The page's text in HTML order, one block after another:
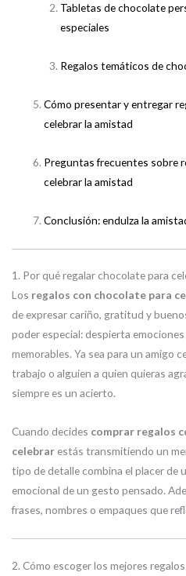
Tabletas de chocolate
especiales
Regalos temáticos de
Cómo presentar y entregar
celebrar la amistad
Preguntas frecuentes sobre
celebrar la amistad
Conclusión: endulza la
1. Por qué regalar chocolate para
Los regalos con chocolate para
de expresar cariño, gratitud y
poder especial: despierta
memorables. Ya sea para un amigo
trabajo o alguien a quien quieras
siempre es un acierto.
Cuando decides comprar regalos
celebrar estás transmitiendo un
tipo de detalle combina el placer de
emocional de un gesto pensado.
frases, nombres o empaques que
2. Cómo escoger los mejores